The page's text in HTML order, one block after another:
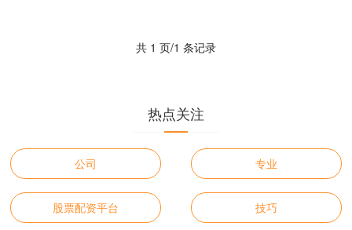
共 1 页/1 条记录
热点关注
公司 专业
股票配资平台 技巧